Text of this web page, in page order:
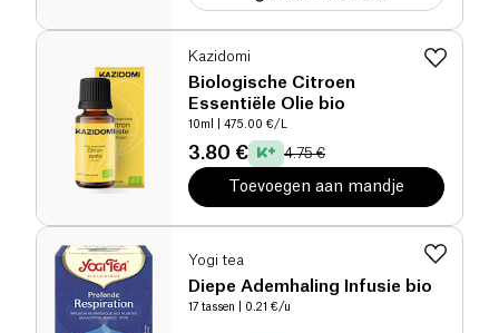
Kazidomi
Biologische Citroen
Essentiële Olie bio
10ml | 475.00 €/L
3.80 € 4.75 €
Toevoegen aan mandje
Yogi tea
Diepe Ademhaling Infusie bio
17 tassen | 0.21 €/u